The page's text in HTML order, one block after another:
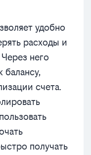
удобно
расходы и
него
балансу,
счета.
получать